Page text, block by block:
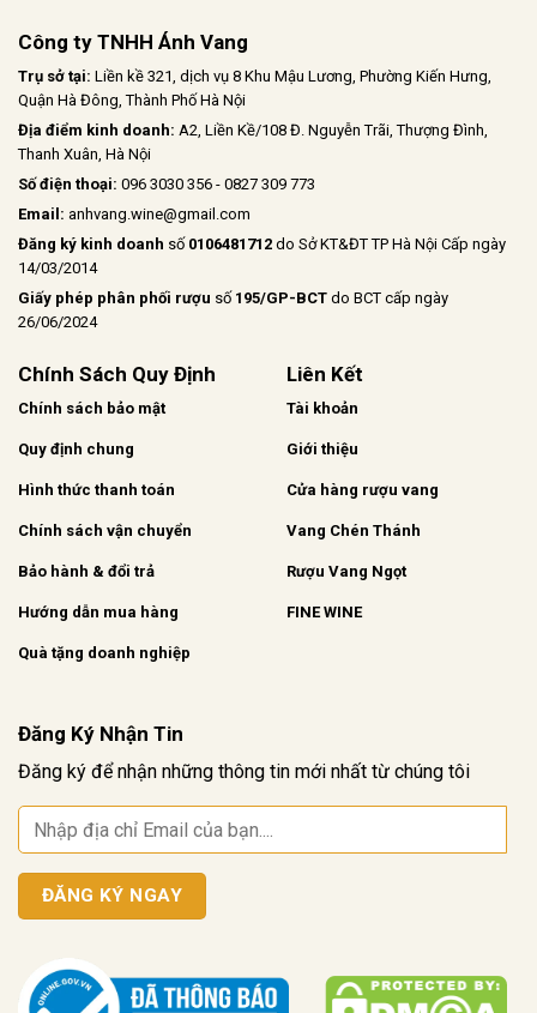
Công ty TNHH Ánh Vang
Trụ sở tại: Liền kề 321, dịch vụ 8 Khu Mậu Lương, Phường Kiến Hưng,
Quận Hà Đông, Thành Phố Hà Nội
Địa điểm kinh doanh: A2, Liền Kề/108 Đ. Nguyễn Trãi, Thượng Đình,
Thanh Xuân, Hà Nội
Số điện thoại: 096 3030 356 - 0827 309 773
Email: anhvang.wine@gmail.com
Đăng ký kinh doanh số 0106481712 do Sở KT&ĐT TP Hà Nội Cấp ngày
14/03/2014
Giấy phép phân phối rượu số 195/GP-BCT do BCT cấp ngày
26/06/2024
Chính Sách Quy Định
Chính sách bảo mật
Quy định chung
Hình thức thanh toán
Chính sách vận chuyển
Bảo hành & đổi trả
Hướng dẫn mua hàng
Quà tặng doanh nghiệp
Liên Kết
Tài khoản
Giới thiệu
Cửa hàng rượu vang
Vang Chén Thánh
Rượu Vang Ngọt
FINE WINE
Đăng Ký Nhận Tin
Đăng ký để nhận những thông tin mới nhất từ chúng tôi